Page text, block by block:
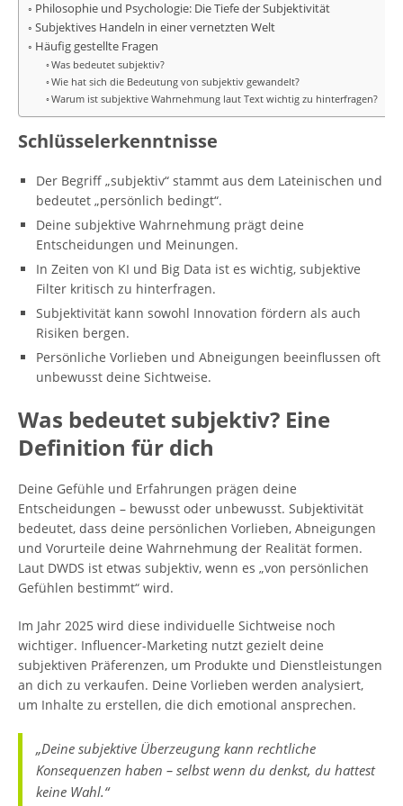
Philosophie und Psychologie: Die Tiefe der Subjektivität
Subjektives Handeln in einer vernetzten Welt
Häufig gestellte Fragen
Was bedeutet subjektiv?
Wie hat sich die Bedeutung von subjektiv gewandelt?
Warum ist subjektive Wahrnehmung laut Text wichtig zu hinterfragen?
Schlüsselerkenntnisse
Der Begriff „subjektiv“ stammt aus dem Lateinischen und
bedeutet „persönlich bedingt“.
Deine subjektive Wahrnehmung prägt deine
Entscheidungen und Meinungen.
In Zeiten von KI und Big Data ist es wichtig, subjektive
Filter kritisch zu hinterfragen.
Subjektivität kann sowohl Innovation fördern als auch
Risiken bergen.
Persönliche Vorlieben und Abneigungen beeinflussen oft
unbewusst deine Sichtweise.
Was bedeutet subjektiv? Eine
Definition für dich
Deine Gefühle und Erfahrungen prägen deine
Entscheidungen – bewusst oder unbewusst. Subjektivität
bedeutet, dass deine persönlichen Vorlieben, Abneigungen
und Vorurteile deine Wahrnehmung der Realität formen.
Laut DWDS ist etwas subjektiv, wenn es „von persönlichen
Gefühlen bestimmt“ wird.
Im Jahr 2025 wird diese individuelle Sichtweise noch
wichtiger. Influencer-Marketing nutzt gezielt deine
subjektiven Präferenzen, um Produkte und Dienstleistungen
an dich zu verkaufen. Deine Vorlieben werden analysiert,
um Inhalte zu erstellen, die dich emotional ansprechen.
„Deine subjektive Überzeugung kann rechtliche
Konsequenzen haben – selbst wenn du denkst, du hattest
keine Wahl.“